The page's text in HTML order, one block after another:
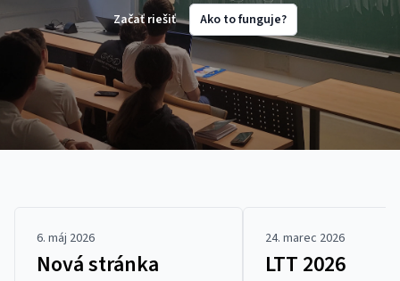
Začať riešiť Ako to funguje?
6. máj 2026
Nová stránka
24. marec 2026
LTT 2026